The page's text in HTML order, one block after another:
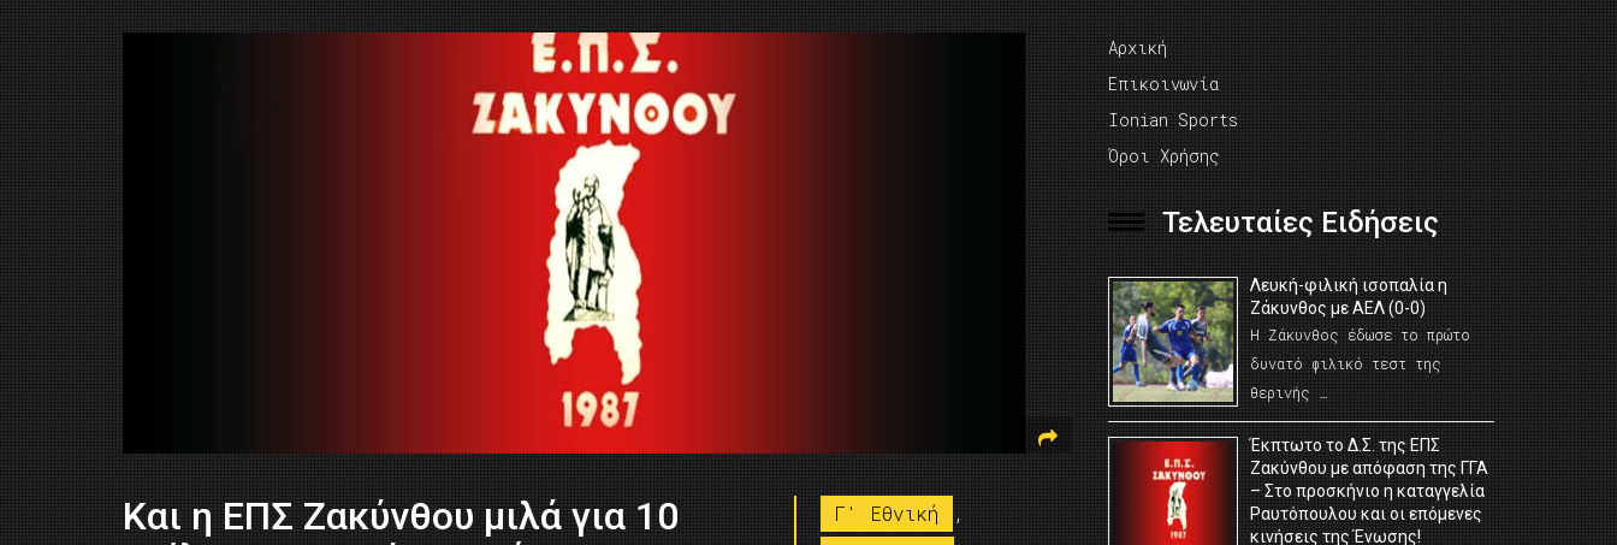
Και η ΕΠΣ Ζακύνθου μιλά για 10
Γ' Εθνική
,
Αρχική
Επικοινωνία
Ionian Sports
Όροι Χρήσης
Τελευταίες Ειδήσεις
Λευκή-φιλική ισοπαλία η
Ζάκυνθος με ΑΕΛ (0-0)
Η Ζάκυνθος έδωσε το πρώτο
δυνατό φιλικό τεστ της
θερινής …
Έκπτωτο το Δ.Σ. της ΕΠΣ
Ζακύνθου με απόφαση της ΓΓΑ
– Στο προσκήνιο η καταγγελία
Ραυτόπουλου και οι επόμενες
κινήσεις της Ένωσης!